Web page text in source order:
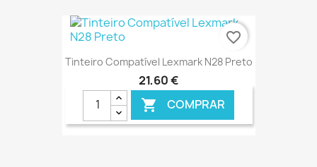
€ ONLINE
Tinteiro Compatível Lexmark N28 Preto
21,60 €
 COMPRAR
favorite_border